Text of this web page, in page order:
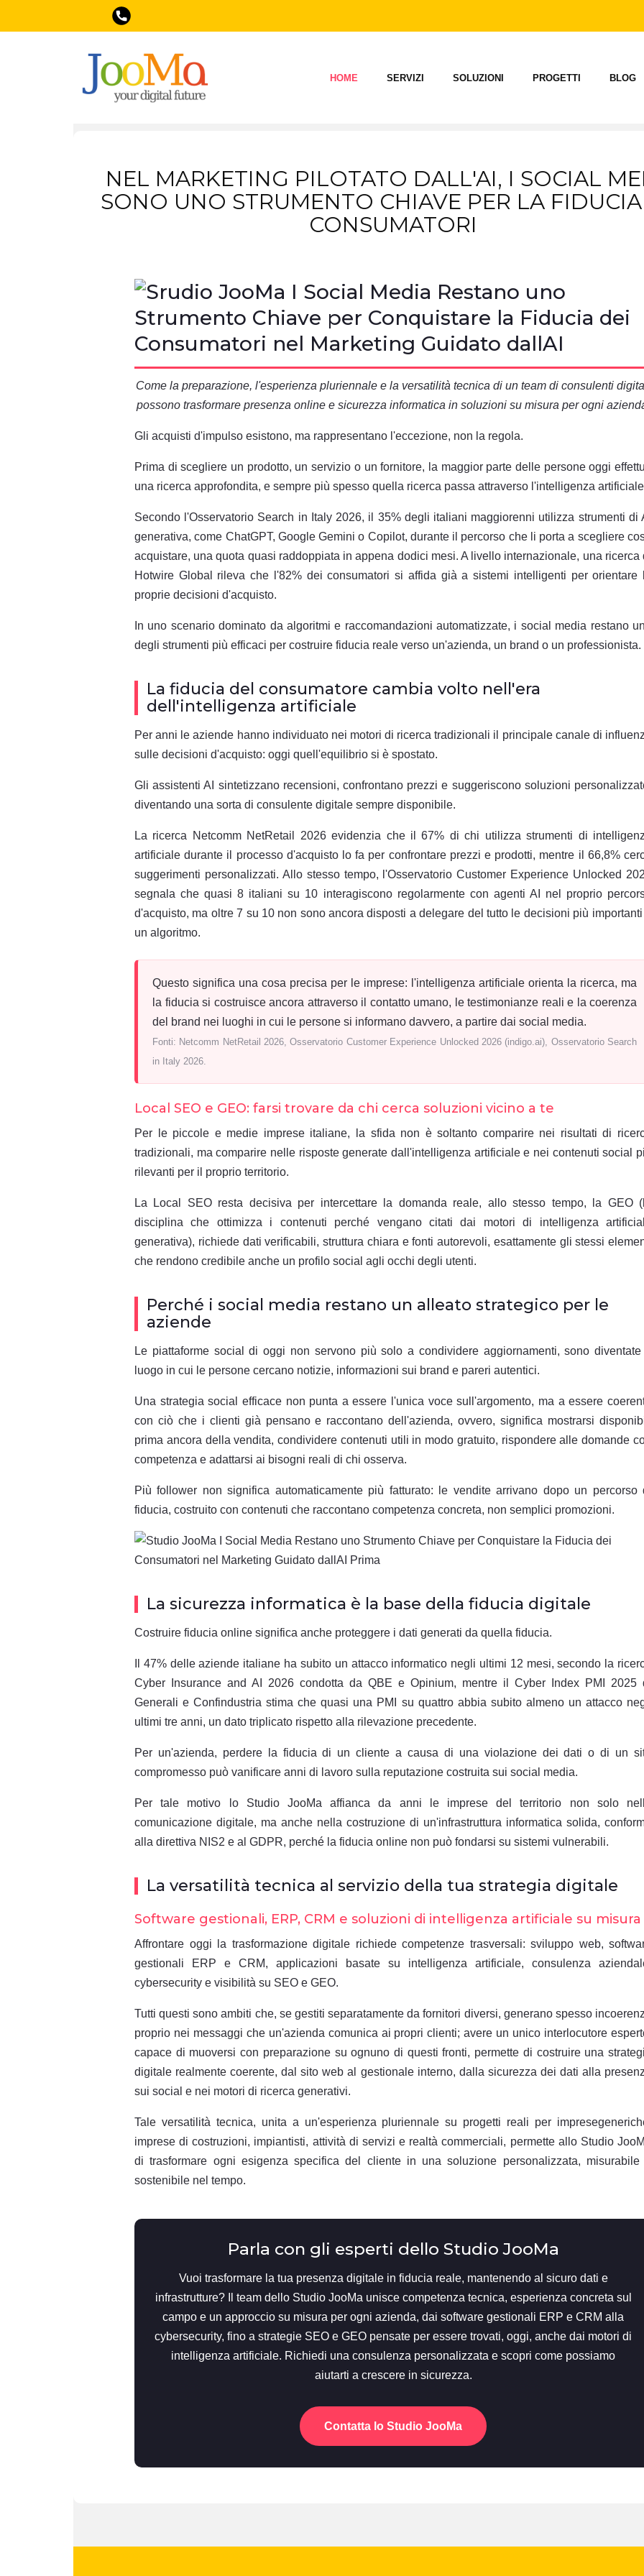
HOME SERVIZI SOLUZIONI PROGETTI BLOG
NEL MARKETING PILOTATO DALL'AI, I SOCIAL
SONO UNO STRUMENTO CHIAVE PER LA
CONSUMATORI
Come la preparazione, l'esperienza pluriennale e la versatilità tecnica di un team di consulenti
possono trasformare presenza online e sicurezza informatica in soluzioni su misura per ogni
Gli acquisti d'impulso esistono, ma rappresentano l'eccezione, non la regola.
Prima di scegliere un prodotto, un servizio o un fornitore, la maggior parte delle persone oggi
una ricerca approfondita, e sempre più spesso quella ricerca passa attraverso l'intelligenza
Secondo l'Osservatorio Search in Italy 2026, il 35% degli italiani maggiorenni utilizza strumenti di
generativa, come ChatGPT, Google Gemini o Copilot, durante il percorso che li porta a scegliere
acquistare, una quota quasi raddoppiata in appena dodici mesi. A livello internazionale, una ricerca
Hotwire Global rileva che l'82% dei consumatori si affida già a sistemi intelligenti per orientare
proprie decisioni d'acquisto.
In uno scenario dominato da algoritmi e raccomandazioni automatizzate, i social media restano
degli strumenti più efficaci per costruire fiducia reale verso un'azienda, un brand o un professionista.
La fiducia del consumatore cambia volto nell'era
dell'intelligenza artificiale
Per anni le aziende hanno individuato nei motori di ricerca tradizionali il principale canale di
sulle decisioni d'acquisto: oggi quell'equilibrio si è spostato.
Gli assistenti AI sintetizzano recensioni, confrontano prezzi e suggeriscono soluzioni
diventando una sorta di consulente digitale sempre disponibile.
La ricerca Netcomm NetRetail 2026 evidenzia che il 67% di chi utilizza strumenti di
artificiale durante il processo d'acquisto lo fa per confrontare prezzi e prodotti, mentre il 66,8%
suggerimenti personalizzati. Allo stesso tempo, l'Osservatorio Customer Experience Unlocked
segnala che quasi 8 italiani su 10 interagiscono regolarmente con agenti AI nel proprio
d'acquisto, ma oltre 7 su 10 non sono ancora disposti a delegare del tutto le decisioni più importanti
un algoritmo.
Questo significa una cosa precisa per le imprese: l'intelligenza artificiale orienta la ricerca, ma
la fiducia si costruisce ancora attraverso il contatto umano, le testimonianze reali e la coerenza
del brand nei luoghi in cui le persone si informano davvero, a partire dai social media.
Fonti: Netcomm NetRetail 2026, Osservatorio Customer Experience Unlocked 2026 (indigo.ai), Osservatorio Search
in Italy 2026.
Local SEO e GEO: farsi trovare da chi cerca soluzioni vicino a te
Per le piccole e medie imprese italiane, la sfida non è soltanto comparire nei risultati di
tradizionali, ma comparire nelle risposte generate dall'intelligenza artificiale e nei contenuti social
rilevanti per il proprio territorio.
La Local SEO resta decisiva per intercettare la domanda reale, allo stesso tempo, la GEO
disciplina che ottimizza i contenuti perché vengano citati dai motori di intelligenza
generativa), richiede dati verificabili, struttura chiara e fonti autorevoli, esattamente gli stessi
che rendono credibile anche un profilo social agli occhi degli utenti.
Perché i social media restano un alleato strategico per le
aziende
Le piattaforme social di oggi non servono più solo a condividere aggiornamenti, sono diventate
luogo in cui le persone cercano notizie, informazioni sui brand e pareri autentici.
Una strategia social efficace non punta a essere l'unica voce sull'argomento, ma a essere
con ciò che i clienti già pensano e raccontano dell'azienda, ovvero, significa mostrarsi
prima ancora della vendita, condividere contenuti utili in modo gratuito, rispondere alle domande
competenza e adattarsi ai bisogni reali di chi osserva.
Più follower non significa automaticamente più fatturato: le vendite arrivano dopo un percorso
fiducia, costruito con contenuti che raccontano competenza concreta, non semplici promozioni.
La sicurezza informatica è la base della fiducia digitale
Costruire fiducia online significa anche proteggere i dati generati da quella fiducia.
Il 47% delle aziende italiane ha subito un attacco informatico negli ultimi 12 mesi, secondo la
Cyber Insurance and AI 2026 condotta da QBE e Opinium, mentre il Cyber Index PMI 2025
Generali e Confindustria stima che quasi una PMI su quattro abbia subito almeno un attacco
ultimi tre anni, un dato triplicato rispetto alla rilevazione precedente.
Per un'azienda, perdere la fiducia di un cliente a causa di una violazione dei dati o di un
compromesso può vanificare anni di lavoro sulla reputazione costruita sui social media.
Per tale motivo lo Studio JooMa affianca da anni le imprese del territorio non solo
comunicazione digitale, ma anche nella costruzione di un'infrastruttura informatica solida,
alla direttiva NIS2 e al GDPR, perché la fiducia online non può fondarsi su sistemi vulnerabili.
La versatilità tecnica al servizio della tua strategia digitale
Software gestionali, ERP, CRM e soluzioni di intelligenza artificiale su misura
Affrontare oggi la trasformazione digitale richiede competenze trasversali: sviluppo web,
gestionali ERP e CRM, applicazioni basate su intelligenza artificiale, consulenza
cybersecurity e visibilità su SEO e GEO.
Tutti questi sono ambiti che, se gestiti separatamente da fornitori diversi, generano spesso
proprio nei messaggi che un'azienda comunica ai propri clienti; avere un unico interlocutore
capace di muoversi con preparazione su ognuno di questi fronti, permette di costruire una
digitale realmente coerente, dal sito web al gestionale interno, dalla sicurezza dei dati alla
sui social e nei motori di ricerca generativi.
Tale versatilità tecnica, unita a un'esperienza pluriennale su progetti reali per
imprese di costruzioni, impiantisti, attività di servizi e realtà commerciali, permette allo Studio
di trasformare ogni esigenza specifica del cliente in una soluzione personalizzata, misurabile
sostenibile nel tempo.
Parla con gli esperti dello Studio JooMa
Vuoi trasformare la tua presenza digitale in fiducia reale, mantenendo al sicuro dati e
infrastrutture? Il team dello Studio JooMa unisce competenza tecnica, esperienza concreta sul
campo e un approccio su misura per ogni azienda, dai software gestionali ERP e CRM alla
cybersecurity, fino a strategie SEO e GEO pensate per essere trovati, oggi, anche dai motori di
intelligenza artificiale. Richiedi una consulenza personalizzata e scopri come possiamo
aiutarti a crescere in sicurezza.
Contatta lo Studio JooMa